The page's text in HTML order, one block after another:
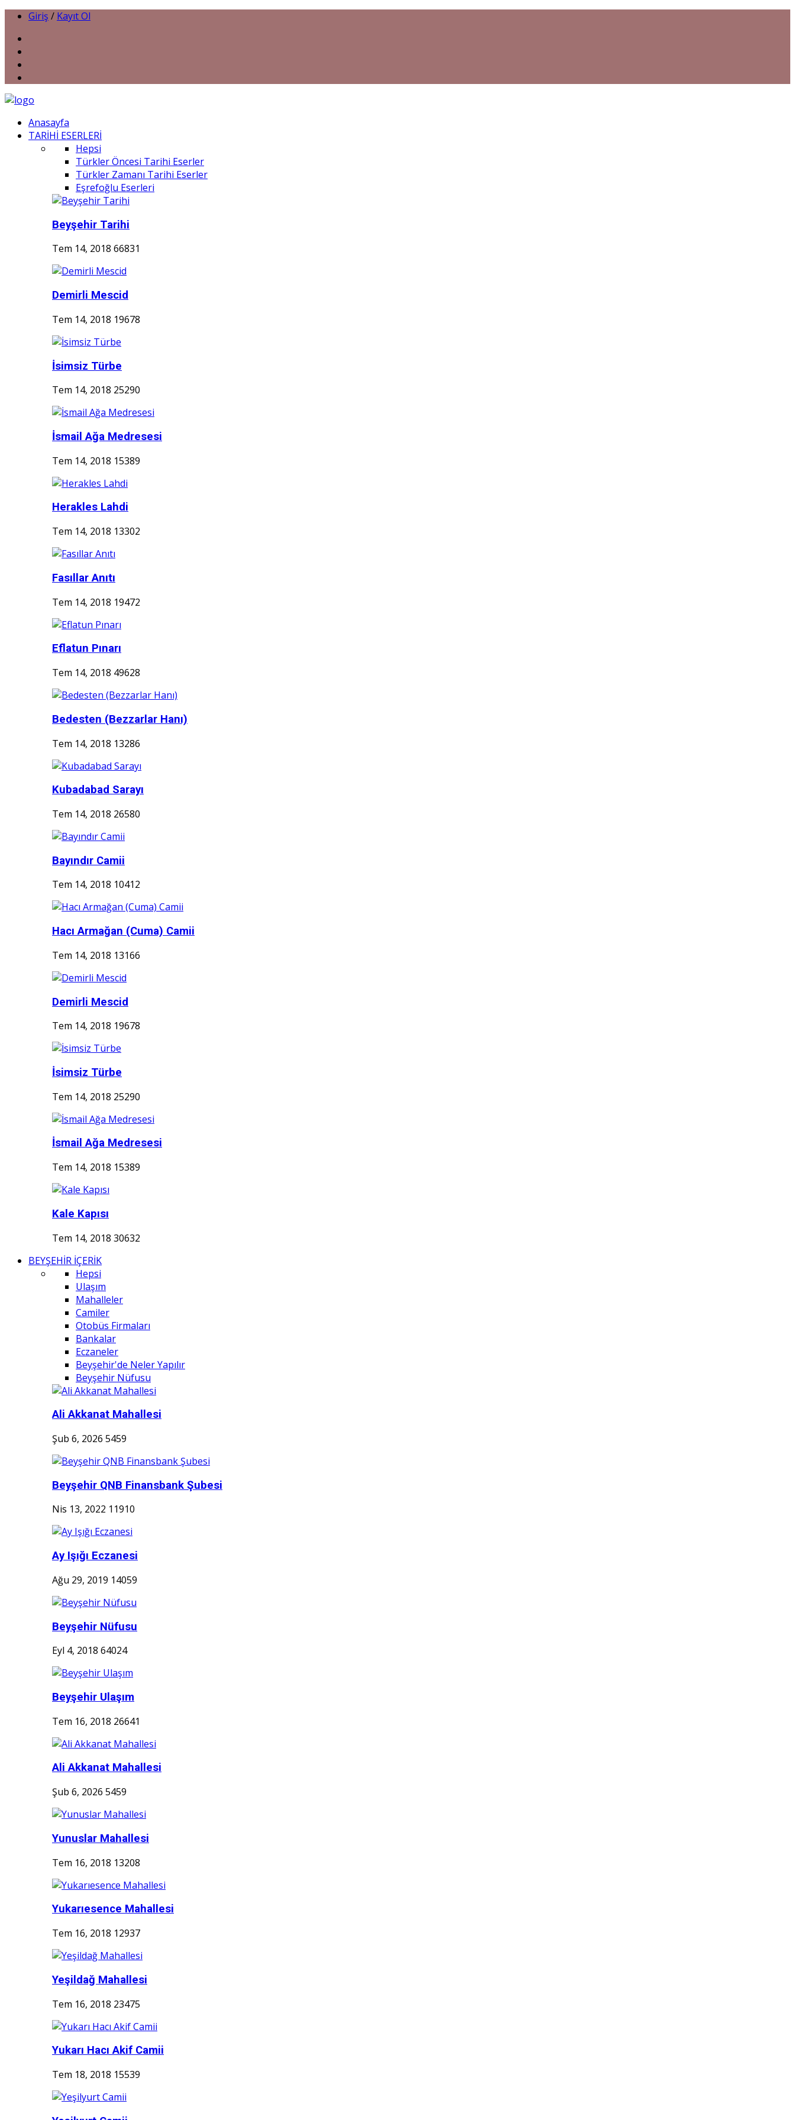
Giriş / Kayıt Ol
Anasayfa
TARİHİ ESERLERİ
Hepsi
Türkler Öncesi Tarihi Eserler
Türkler Zamanı Tarihi Eserler
Eşrefoğlu Eserleri
Beyşehir Tarihi
Tem 14, 2018 66831
Demirli Mescid
Tem 14, 2018 19678
İsimsiz Türbe
Tem 14, 2018 25290
İsmail Ağa Medresesi
Tem 14, 2018 15389
Herakles Lahdi
Tem 14, 2018 13302
Fasıllar Anıtı
Tem 14, 2018 19472
Eflatun Pınarı
Tem 14, 2018 49628
Bedesten (Bezzarlar Hanı)
Tem 14, 2018 13286
Kubadabad Sarayı
Tem 14, 2018 26580
Bayındır Camii
Tem 14, 2018 10412
Hacı Armağan (Cuma) Camii
Tem 14, 2018 13166
Demirli Mescid
Tem 14, 2018 19678
İsimsiz Türbe
Tem 14, 2018 25290
İsmail Ağa Medresesi
Tem 14, 2018 15389
Kale Kapısı
Tem 14, 2018 30632
BEYŞEHİR İÇERİK
Hepsi
Ulaşım
Mahalleler
Camiler
Otobüs Firmaları
Bankalar
Eczaneler
Beyşehir'de Neler Yapılır
Beyşehir Nüfusu
Ali Akkanat Mahallesi
Şub 6, 2026 5459
Beyşehir QNB Finansbank Şubesi
Nis 13, 2022 11910
Ay Işığı Eczanesi
Ağu 29, 2019 14059
Beyşehir Nüfusu
Eyl 4, 2018 64024
Beyşehir Ulaşım
Tem 16, 2018 26641
Ali Akkanat Mahallesi
Şub 6, 2026 5459
Yunuslar Mahallesi
Tem 16, 2018 13208
Yukarıesence Mahallesi
Tem 16, 2018 12937
Yeşildağ Mahallesi
Tem 16, 2018 23475
Yukarı Hacı Akif Camii
Tem 18, 2018 15539